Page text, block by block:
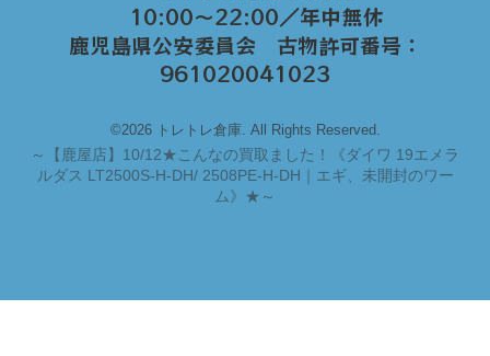
10:00〜22:00／年中無休
鹿児島県公安委員会 古物許可番号：
961020041023
©2026 トレトレ倉庫. All Rights Reserved.
～
【鹿屋店】10/12★こんなの買取ました！《ダイワ 19エメラ
ルダス LT2500S-H-DH/ 2508PE-H-DH｜エギ、未開封のワー
ム》★～